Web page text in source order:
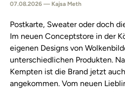
07.08.2026 — Kajsa Meth
Postkarte, Sweater oder doch
Im neuen Conceptstore in der
eigenen Designs von
unterschiedlichen Produkten.
Kempten ist die Brand jetzt
angekommen. Vom neuen